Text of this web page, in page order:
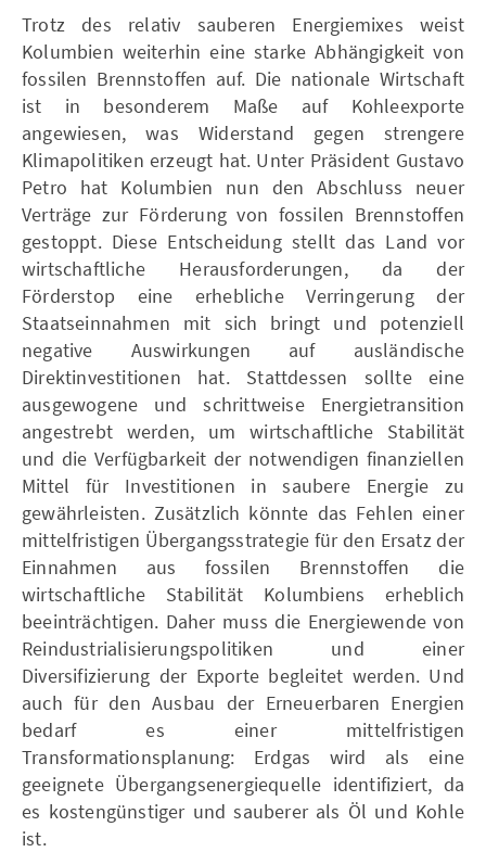
Trotz des relativ sauberen Energiemixes weist
Kolumbien weiterhin eine starke Abhängigkeit von
fossilen Brennstoffen auf. Die nationale Wirtschaft
ist in besonderem Maße auf Kohleexporte
angewiesen, was Widerstand gegen strengere
Klimapolitiken erzeugt hat. Unter Präsident Gustavo
Petro hat Kolumbien nun den Abschluss neuer
Verträge zur Förderung von fossilen Brennstoffen
gestoppt. Diese Entscheidung stellt das Land vor
wirtschaftliche Herausforderungen, da der
Förderstop eine erhebliche Verringerung der
Staatseinnahmen mit sich bringt und potenziell
negative Auswirkungen auf ausländische
Direktinvestitionen hat. Stattdessen sollte eine
ausgewogene und schrittweise Energietransition
angestrebt werden, um wirtschaftliche Stabilität
und die Verfügbarkeit der notwendigen finanziellen
Mittel für Investitionen in saubere Energie zu
gewährleisten. Zusätzlich könnte das Fehlen einer
mittelfristigen Übergangsstrategie für den Ersatz der
Einnahmen aus fossilen Brennstoffen die
wirtschaftliche Stabilität Kolumbiens erheblich
beeinträchtigen. Daher muss die Energiewende von
Reindustrialisierungspolitiken und einer
Diversifizierung der Exporte begleitet werden. Und
auch für den Ausbau der Erneuerbaren Energien
bedarf es einer mittelfristigen
Transformationsplanung: Erdgas wird als eine
geeignete Übergangsenergiequelle identifiziert, da
es kostengünstiger und sauberer als Öl und Kohle
ist.